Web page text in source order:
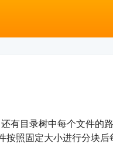
有目录树中每个文件的
照固定大小进行分块后